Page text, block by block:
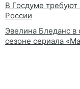
В Госдуме требуют
России
Эвелина Бледанс в
сезоне сериала